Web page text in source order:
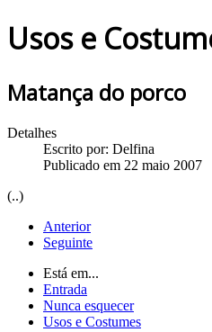
Usos e
Matança do porco
Detalhes
Escrito por: Delfina
Publicado em 22 maio 2007
(..)
Anterior
Seguinte
Está em...
Entrada
Nunca esquecer
Usos e Costumes